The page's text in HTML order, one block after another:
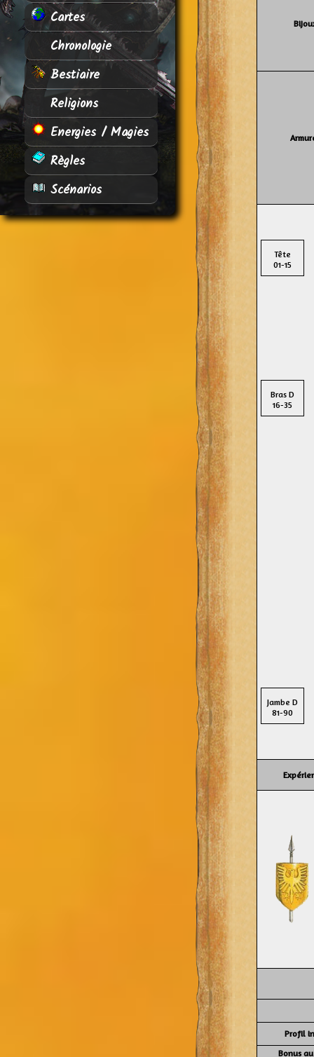
Cartes
Chronologie
Bestiaire
Religions
Energies / Magies
Règles
Scénarios
Tête
01-15
Bras D
16-35
Jambe D
81-90
Profil
Bonus